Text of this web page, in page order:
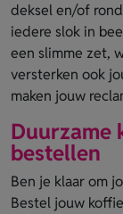
deksel en/of
iedere slok in
een slimme zet,
versterken ook
maken jouw
Duurzame
bestellen
Ben je klaar om
Bestel jouw